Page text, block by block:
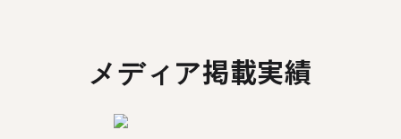
メディア掲載実績